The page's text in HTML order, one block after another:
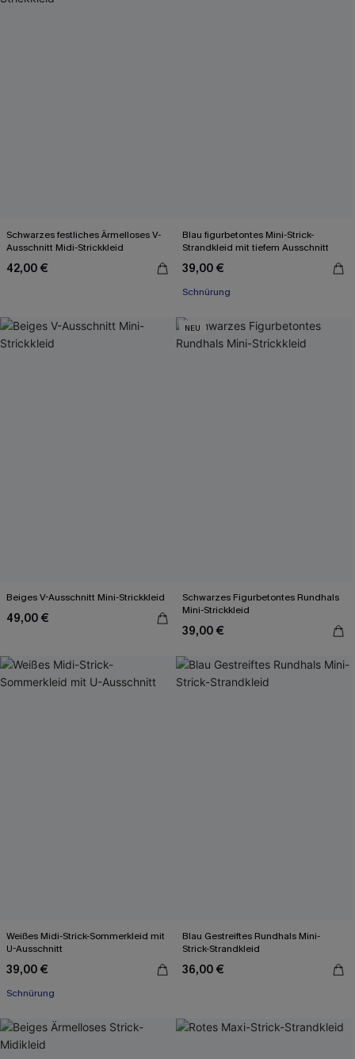
Schwarzes festliches Ärmelloses V-
Ausschnitt Midi-Strickkleid
42,00 €
Blau figurbetontes Mini-Strick-
Strandkleid mit tiefem Ausschnitt
39,00 €
Schnürung
Beiges V-Ausschnitt Mini-Strickkleid
49,00 €
NEU
Schwarzes Figurbetontes Rundhals
Mini-Strickkleid
39,00 €
Weißes Midi-Strick-Sommerkleid mit
U-Ausschnitt
39,00 €
Schnürung
Blau Gestreiftes Rundhals Mini-
Strick-Strandkleid
36,00 €